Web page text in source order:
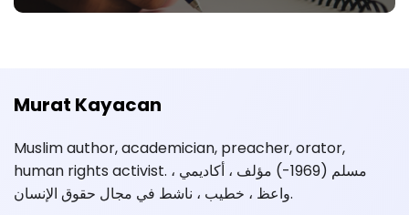
Murat Kayacan
Muslim author, academician, preacher, orator,
human rights activist. مسلم (1969-) مؤلف ، أكاديمي ،
واعظ ، خطيب ، ناشط في مجال حقوق الإنسان.